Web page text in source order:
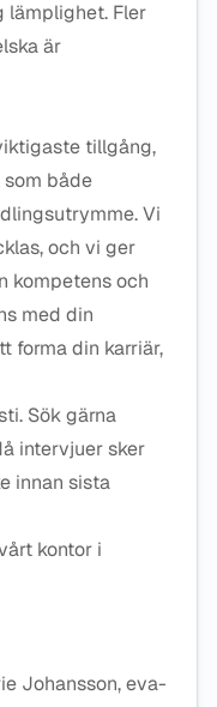
lämplighet. Fler
är
tillgång,
både
Vi
och vi ger
kompetens och
med din
forma din karriär,
Sök gärna
intervjuer sker
innan sista
kontor i
Johansson, eva-